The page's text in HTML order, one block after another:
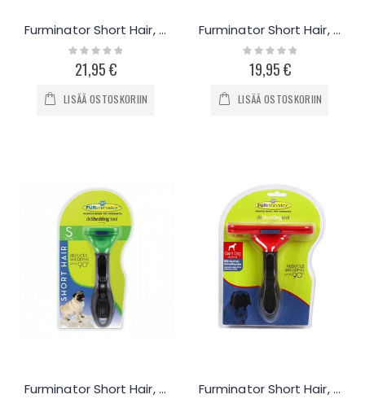
Furminator Short Hair, Large
Rating:
0%
21,95 €
LISÄÄ OSTOSKORIIN
Furminator Short Hair, Medium
Rating:
0%
19,95 €
LISÄÄ OSTOSKORIIN
Furminator Short Hair, Small Furminator Short Hair, XL